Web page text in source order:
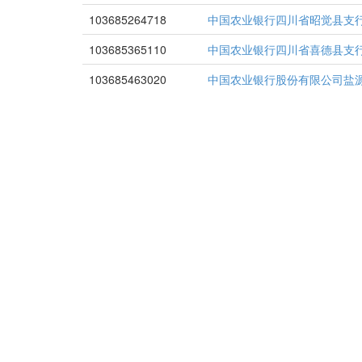
103685264718
中国农业银行四川省昭觉县支
103685365110
中国农业银行四川省喜德县支
103685463020
中国农业银行股份有限公司盐